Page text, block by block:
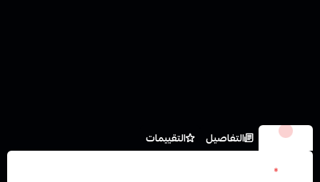
الخيارات التفاصيل
التقييمات
*